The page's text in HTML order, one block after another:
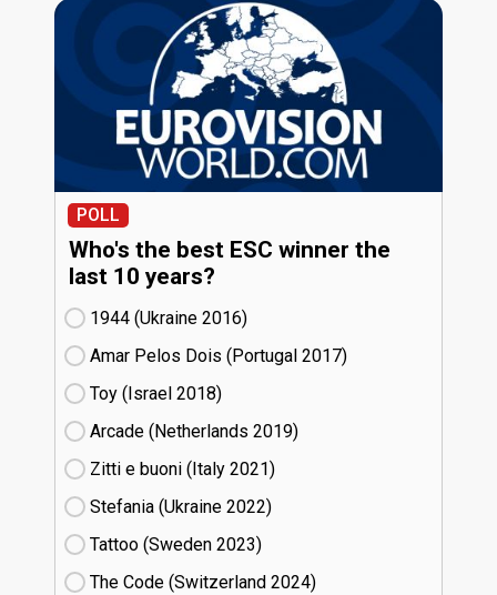
POLL
Who's the best ESC winner the
last 10 years?
1944 (Ukraine
16)
Amar Pelos Dois (Portugal
17)
Toy (Israel
18)
Arcade (Netherlands
19)
Zitti e buoni​ (Italy
21)
Stefania (Ukraine
22)
Tattoo (Sweden
23)
The Code (Switzerland
24)